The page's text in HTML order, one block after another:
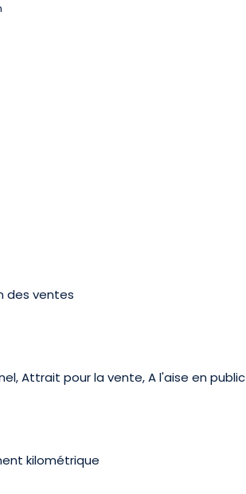
des ventes
Attrait pour la vente, A l'aise en public
kilométrique